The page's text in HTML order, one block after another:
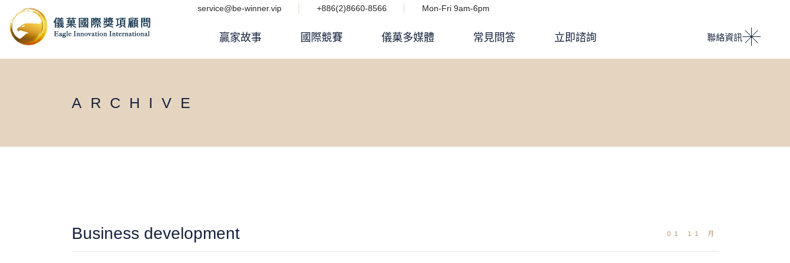
the
content
service@be-winner.vip +886(2)8660-8566 Mon-Fri 9am-6pm
贏家故事 國際競賽 儀菓多媒體 常見問答 立即諮詢 聯絡資訊
ARCHIVE
Business development 01 11 月